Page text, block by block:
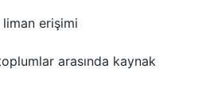
liman erişimi
arasında kaynak